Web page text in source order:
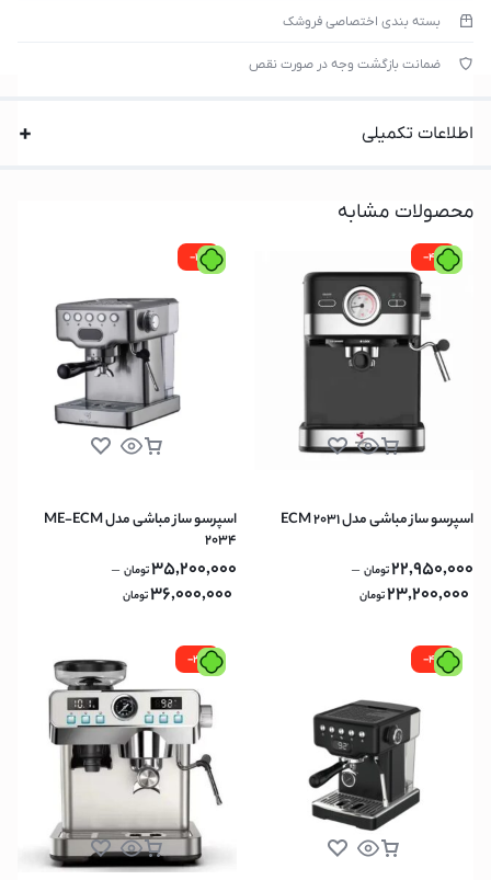
بسته بندی اختصاصی فروشک
ضمانت بازگشت وجه در صورت نقص
اطلاعات تکمیلی
محصولات مشابه
-4%
اسپرسو ساز مباشی مدل ECM 2031
22,950,000تومان –
23,200,000تومان
-1%
اسپرسو ساز مباشی مدل ME-ECM
2034
35,200,000تومان –
36,000,000تومان
-4%
-2%